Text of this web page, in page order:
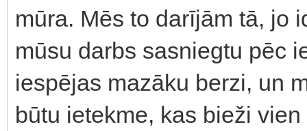
mūra. Mēs to darījām tā, jo
mūsu darbs sasniegtu pēc
iespējas mazāku berzi, un
būtu ietekme, kas bieži